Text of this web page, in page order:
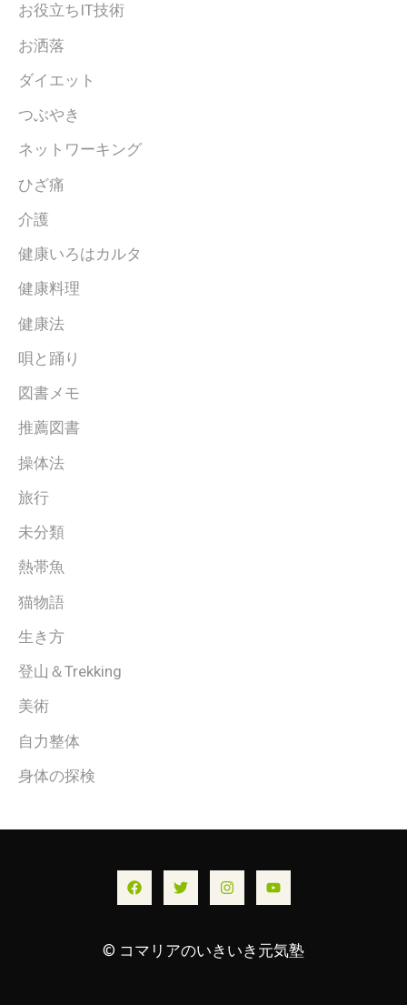
お役立ちIT技術
お洒落
ダイエット
つぶやき
ネットワーキング
ひざ痛
介護
健康いろはカルタ
健康料理
健康法
唄と踊り
図書メモ
推薦図書
操体法
旅行
未分類
熱帯魚
猫物語
生き方
登山＆Trekking
美術
自力整体
身体の探検
© コマリアのいきいき元気塾